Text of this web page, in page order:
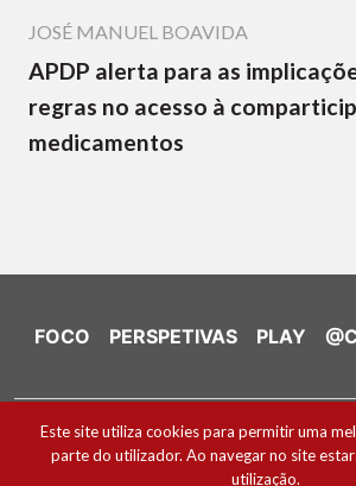
JOSÉ MANUEL BOAVIDA
APDP alerta para as
regras no acesso à
medicamentos
FOCO PERSPETIVAS PLAY
Ficha Técnica e Estatuto Editorial
Política de Cookies
Este site utiliza cookies para permitir uma
parte do utilizador. Ao navegar no site
utilização.